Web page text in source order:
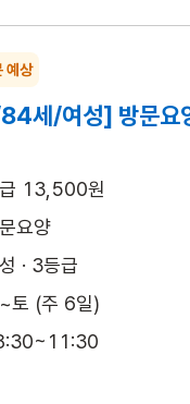
예상
세/여성] 방문요
13,500원
요양
· 3등급
토 (주 6일)